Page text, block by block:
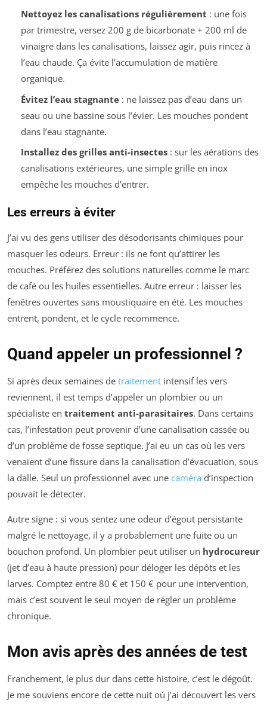
Nettoyez les canalisations régulièrement : une fois
par trimestre, versez 200 g de bicarbonate + 200 ml de
vinaigre dans les canalisations, laissez agir, puis rincez à
l’eau chaude. Ça évite l’accumulation de matière
organique.
Évitez l’eau stagnante: ne laissez pas d’eau dans un
seau ou une bassine sous l’évier. Les mouches pondent
dans l’eau stagnante.
Installez des grilles anti-insectes: sur les aérations des
canalisations extérieures, une simple grille en inox
empêche les mouches d’entrer.
Les erreurs à éviter
J’ai vu des gens utiliser des désodorisants chimiques pour
masquer les odeurs. Erreur : ils ne font qu’attirer les
mouches. Préférez des solutions naturelles comme le marc
de café ou les huiles essentielles. Autre erreur : laisser les
fenêtres ouvertes sans moustiquaire en été. Les mouches
entrent, pondent, et le cycle recommence.
Quand appeler un professionnel ?
Si après deux semaines de traitement intensif les vers
reviennent, il est temps d’appeler un plombier ou un
spécialiste en traitement anti-parasitaires. Dans certains
cas, l’infestation peut provenir d’une canalisation cassée ou
d’un problème de fosse septique. J’ai eu un cas où les vers
venaient d’une fissure dans la canalisation d’évacuation, sous
la dalle. Seul un professionnel avec une caméra d’inspection
pouvait le détecter.
Autre signe : si vous sentez une odeur d’égout persistante
malgré le nettoyage, il y a probablement une fuite ou un
bouchon profond. Un plombier peut utiliser un hydrocureur
(jet d’eau à haute pression) pour déloger les dépôts et les
larves. Comptez entre 80 € et 150 € pour une intervention,
mais c’est souvent le seul moyen de régler un problème
chronique.
Mon avis après des années de test
Franchement, le plus dur dans cette histoire, c’est le dégoût.
Je me souviens encore de cette nuit où j’ai découvert les vers